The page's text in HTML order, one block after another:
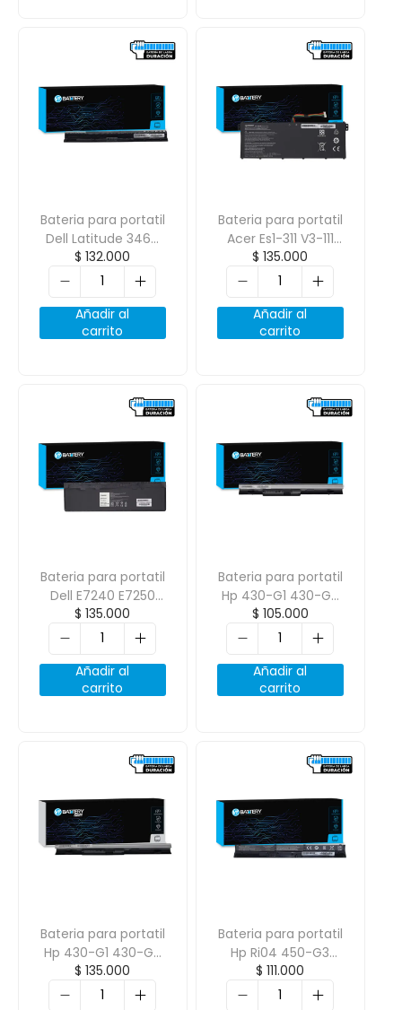
Bateria para portatil
Dell Latitude 3460
3560 Inspiron 5758
5451 5558 14.8V
$ 132.000
Añadir al
carrito
Bateria para portatil
Acer Es1-311 V3-111
Ac14B8K Ac14B3K
15.2V 3600mAh
$ 135.000
Añadir al
carrito
Bateria para portatil
Dell E7240 E7250
KWFFN WD52H 11.1V
2700mAh 3cell
$ 135.000
Añadir al
carrito
Bateria para portatil
Hp 430-G1 430-G2
Ra04 14.8V
2600mAh
$ 105.000
Añadir al
carrito
Bateria para portatil
Hp 430-G1 430-G2
Ra04 14.8V
2600mAh
$ 135.000
Bateria para portatil
Hp Ri04 450-G3
470-G3 14.8V
2600mAh 4 Celdas
$ 111.000